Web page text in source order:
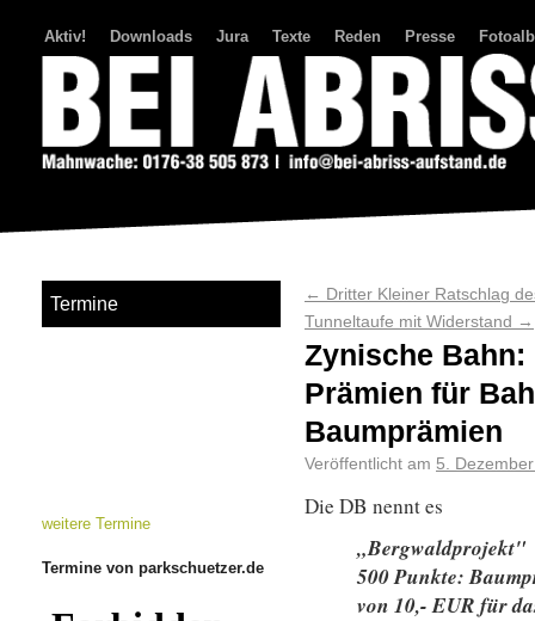
Aktiv! Downloads Jura Texte Reden Presse
← Dritter Kleiner Ratschlag
Tunneltaufe mit Widerstand →
Zynische
Prämien für
Baumprämien
Veröffentlicht am 5.
Die DB nennt es
„Bergwaldprojekt"
500 Punkte:
von 10,- EUR für
Termine
weitere Termine
Termine von parkschuetzer.de